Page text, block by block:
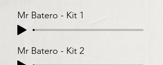
Mr Batero - Kit 1
Mr Batero - Kit 2